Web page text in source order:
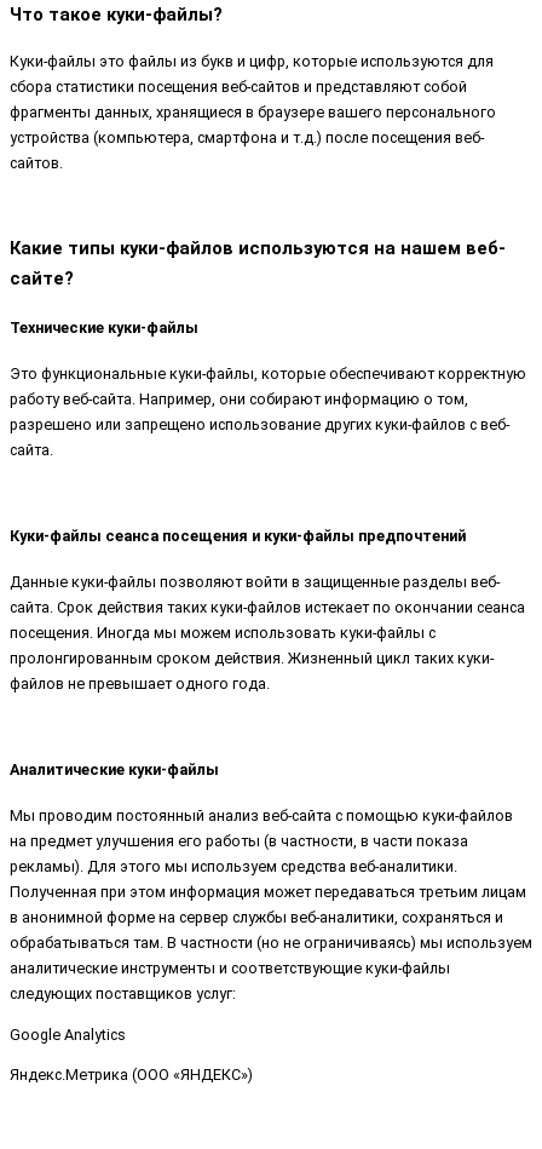
Что такое куки-файлы?
Куки-файлы это файлы из букв и цифр, которые используются для
сбора статистики посещения веб-сайтов и представляют собой
фрагменты данных, хранящиеся в браузере вашего персонального
устройства (компьютера, смартфона и т.д.) после посещения веб-
сайтов.
Какие типы куки-файлов используются на нашем веб-
сайте?
Технические куки-файлы
Это функциональные куки-файлы, которые обеспечивают корректную
работу веб-сайта. Например, они собирают информацию о том,
разрешено или запрещено использование других куки-файлов с веб-
сайта.
Куки-файлы сеанса посещения и куки-файлы предпочтений
Данные куки-файлы позволяют войти в защищенные разделы веб-
сайта. Срок действия таких куки-файлов истекает по окончании сеанса
посещения. Иногда мы можем использовать куки-файлы с
пролонгированным сроком действия. Жизненный цикл таких куки-
файлов не превышает одного года.
Аналитические куки-файлы
Мы проводим постоянный анализ веб-сайта с помощью куки-файлов
на предмет улучшения его работы (в частности, в части показа
рекламы). Для этого мы используем средства веб-аналитики.
Полученная при этом информация может передаваться третьим лицам
в анонимной форме на сервер службы веб-аналитики, сохраняться и
обрабатываться там. В частности (но не ограничиваясь) мы используем
аналитические инструменты и соответствующие куки-файлы
следующих поставщиков услуг:
Google Analytics
Яндекс.Метрика (ООО «ЯНДЕКС»)